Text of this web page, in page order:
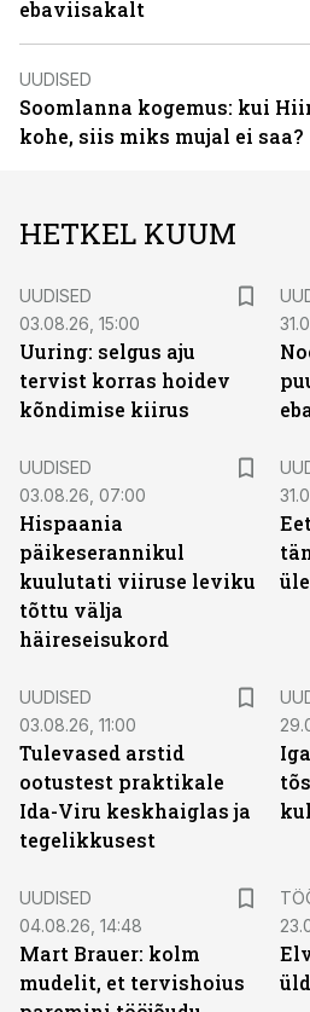
ebaviisakalt
UUDISED
Soomlanna kogemus: kui
kohe, siis miks mujal ei saa?
HETKEL KUUM
UUDISED
03.08.26, 15:00
Uuring: selgus aju
tervist korras hoidev
kõndimise kiirus
UUDISED
03.08.26, 07:00
Hispaania
päikeserannikul
kuulutati viiruse leviku
tõttu välja
häireseisukord
üle
UUDISED
03.08.26, 11:00
Tulevased arstid
ootustest praktikale
Ida-Viru keskhaiglas ja
tegelikkusest
UUDISED
04.08.26, 14:48
Mart Brauer: kolm
mudelit, et tervishoius